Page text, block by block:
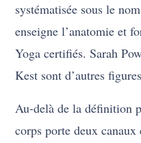
systématisée sous le
enseigne l’anatomie et
Yoga certifiés. Sarah
Kest sont d’autres
Au-delà de la définition
corps porte deux